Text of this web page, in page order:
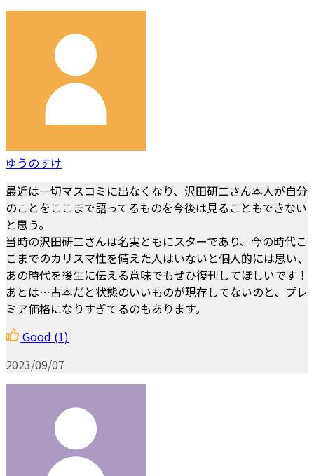
ゆうのすけ
最近は一切マスコミに出なくなり、沢田研二さん本人が自分
のことをここまで語ってるものを今後は見ることもできない
と思う。
当時の沢田研二さんは名実ともにスターであり、今の時代こ
こまでのカリスマ性を備えた人はいないと個人的には思い、
あの時代を後生に伝える意味でもぜひ復刊してほしいです！
あとは…古本だと状態のいいものが現存してないのと、プレ
ミア価格になりすぎてるのもあります。
Good (1)
2023/09/07